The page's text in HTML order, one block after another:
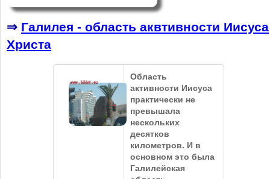
⇒ Галилея - область аквтивности Иисуса
Христа
Область
активности Иисуса
практически не
превышала
нескольких
десятков
километров. И в
основном это была
Галилейская